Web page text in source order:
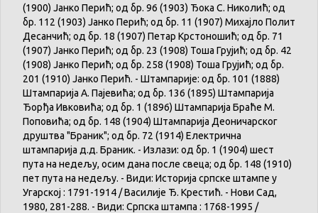
(1900) Јанко Перић; од бр. 96 (1903) Ђока С. Николић; од
бр. 112 (1903) Јанко Перић; од бр. 11 (1907) Михајло Полит
Десанчић; од бр. 18 (1907) Петар Крстоношић; од бр. 71
(1907) Јанко Перић; од бр. 23 (1908) Тоша Грујић; од бр. 42
(1908) Јанко Перић; од бр. 258 (1908) Тоша Грујић; од бр.
201 (1910) Јанко Перић. - Штампарије: од бр. 101 (1888)
Штампарија А. Пајевића; од бр. 136 (1895) Штампарија
Ђорђа Ивковића; од бр. 1 (1896) Штампарија Браће М.
Поповића; од бр. 148 (1904) Штампарија Деоничарског
друштва "Браник"; од бр. 72 (1914) Електрична
штампарија д.д. Браник. - Излази: од бр. 1 (1904) шест
пута на недељу, осим дана после свеца; од бр. 148 (1910)
пет пута на недељу. - Види: Историја српске штампе у
Угарској : 1791-1914 / Василије Ђ. Крестић. - Нови Сад,
1980, 281-288. - Види: Српска штампа : 1768-1995 /